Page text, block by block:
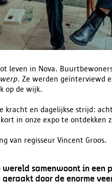
leven in Nova.
. Ze werden geïnterviewd
op de wijk.
en dagelijkse strijd:
in onze expo te ontdekken
van regisseur Vincent Groos.
samenwoont in een
door de enorme